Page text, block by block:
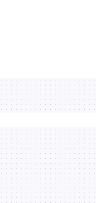
bankaların etkisi /
Raporu / 12.04.2022
26.06.2022 16:42
seviyesini aşar mı? /
Raporu / 05.04.2022
26.06.2022 16:41
Euro-Dolar
ne olacak? / Şirket
/ 29.03.2022
26.06.2022 16:41